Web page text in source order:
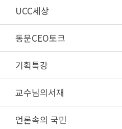
UCC세상
동문CEO토크
기획특강
교수님의서재
언론속의 국민